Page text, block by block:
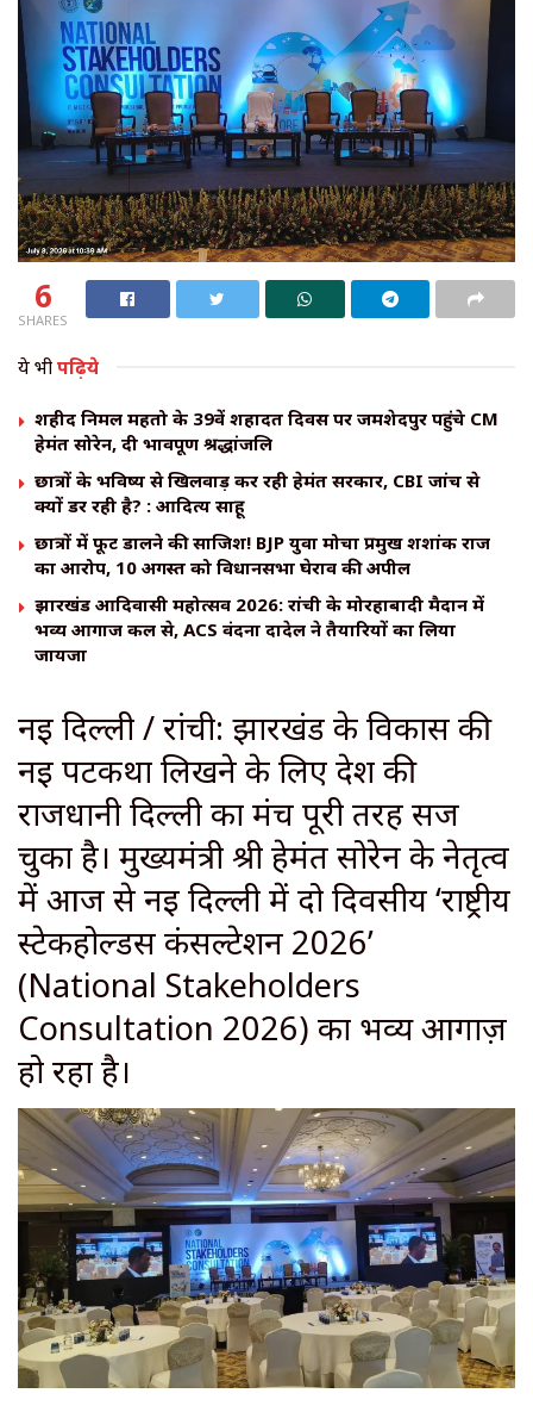
6
SHARES
ये भीपढ़िये
शहीद निर्मल महतो के 39वें शहादत दिवस पर जमशेदपुर पहुंचे CM
हेमंत सोरेन, दी भावपूर्ण श्रद्धांजलि
छात्रों के भविष्य से खिलवाड़ कर रही हेमंत सरकार, CBI जांच से
क्यों डर रही है? : आदित्य साहू
छात्रों में फूट डालने की साजिश! BJP युवा मोर्चा प्रमुख शशांक राज
का आरोप, 10 अगस्त को विधानसभा घेराव की अपील
झारखंड आदिवासी महोत्सव 2026: रांची के मोरहाबादी मैदान में
भव्य आगाज कल से, ACS वंदना दादेल ने तैयारियों का लिया
जायजा
नई दिल्ली / रांची: झारखंड के विकास की
नई पटकथा लिखने के लिए देश की
राजधानी दिल्ली का मंच पूरी तरह सज
चुका है। मुख्यमंत्री श्री हेमंत सोरेन के नेतृत्व
में आज से नई दिल्ली में दो दिवसीय ‘राष्ट्रीय
स्टेकहोल्डर्स कंसल्टेशन 2026’
(National Stakeholders
Consultation 2026) का भव्य आगाज़
हो रहा है।